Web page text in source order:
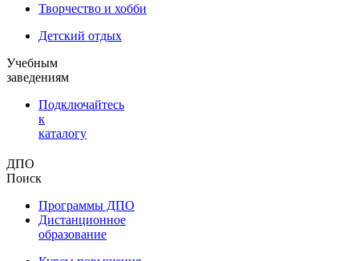
Творчество и хобби
Детский отдых
Учебным
заведениям
Подключайтесь
к
каталогу
ДПО
Поиск
Программы ДПО
Дистанционное
образование